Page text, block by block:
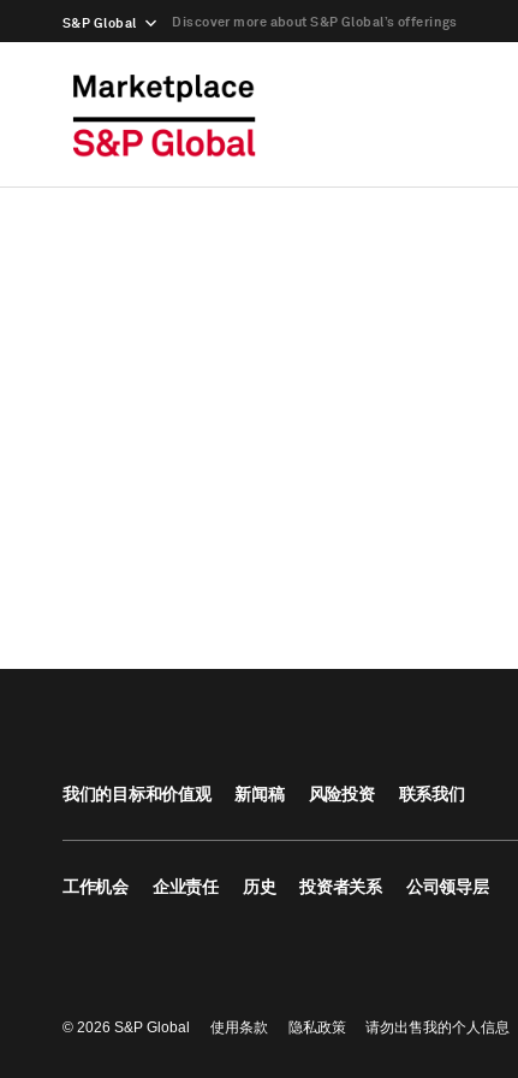
S&P Global Discover more about S&P Global’s offerings
我们的目标和价值观 新闻稿 风险投资 联系我们
工作机会 企业责任 历史 投资者关系 公司领导层
© 2026 S&P Global 使用条款 隐私政策 请勿出售我的个人信息